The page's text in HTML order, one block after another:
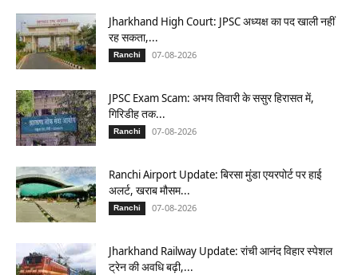
Jharkhand High Court: JPSC अध्यक्ष का पद खाली नहीं
रह सकता,...
Ranchi 07-08-2026
JPSC Exam Scam: अभय तिवारी के ससुर हिरासत में,
गिरिडीह तक...
Ranchi 07-08-2026
Ranchi Airport Update: बिरसा मुंडा एयरपोर्ट पर हाई
अलर्ट, खराब मौसम...
Ranchi 07-08-2026
Jharkhand Railway Update: रांची आनंद विहार स्पेशल
ट्रेन की अवधि बढ़ी,...